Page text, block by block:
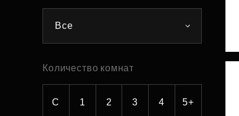
Все
Количество комнат
С 1 2 3 4 5+